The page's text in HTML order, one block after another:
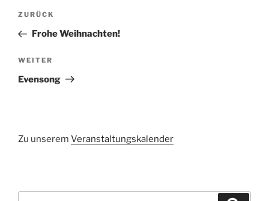
Beitragsnavigation
Vorheriger
Beitrag
ZURÜCK
Frohe Weihnachten!
Nächster
Beitrag
WEITER
Evensong
Zu unserem Veranstaltungskalender